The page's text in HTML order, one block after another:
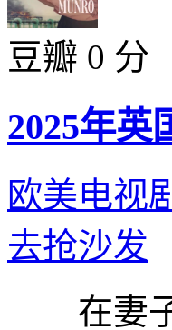
豆瓣 0 分
2025年英
欧美电视
去抢沙发
在妻子